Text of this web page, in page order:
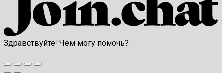
Здравствуйте! Чем могу помочь?